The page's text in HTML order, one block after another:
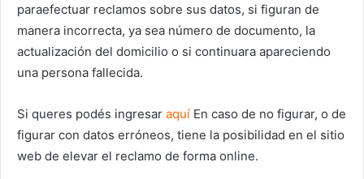
paraefectuar reclamos sobre sus datos, si figuran de
manera incorrecta, ya sea número de documento, la
actualización del domicilio o si continuara apareciendo
una persona fallecida.
Si queres podés ingresar aquí En caso de no figurar, o de
figurar con datos erróneos, tiene la posibilidad en el sitio
web de elevar el reclamo de forma online.